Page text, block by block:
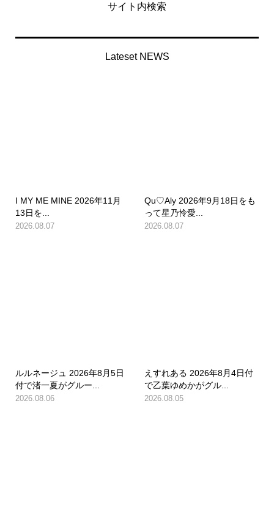
サイト内検索
Lateset NEWS
I MY ME MINE 2026年11月
13日を...
2026.08.07
Qu♡Aly 2026年9月18日をも
って星乃怜愛...
2026.08.07
ルルネージュ 2026年8月5日
付で渚一夏がグルー...
2026.08.06
えすれある 2026年8月4日付
で乙葉ゆめかがグル...
2026.08.05